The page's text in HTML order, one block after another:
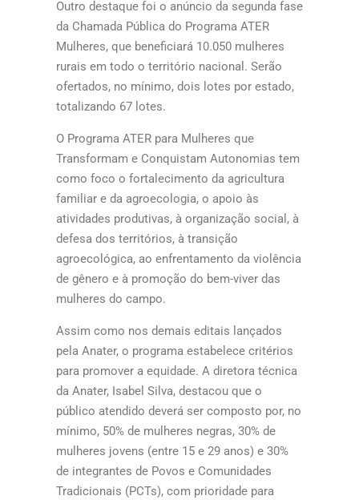
Outro destaque foi o anúncio da segunda fase
da Chamada Pública do Programa ATER
Mulheres, que beneficiará 10.050 mulheres
rurais em todo o território nacional. Serão
ofertados, no mínimo, dois lotes por estado,
totalizando 67 lotes.
O Programa ATER para Mulheres que
Transformam e Conquistam Autonomias tem
como foco o fortalecimento da agricultura
familiar e da agroecologia, o apoio às
atividades produtivas, à organização social, à
defesa dos territórios, à transição
agroecológica, ao enfrentamento da violência
de gênero e à promoção do bem-viver das
mulheres do campo.
Assim como nos demais editais lançados
pela Anater, o programa estabelece critérios
para promover a equidade. A diretora técnica
da Anater, Isabel Silva, destacou que o
público atendido deverá ser composto por, no
mínimo, 50% de mulheres negras, 30% de
mulheres jovens (entre 15 e 29 anos) e 30%
de integrantes de Povos e Comunidades
Tradicionais (PCTs), com prioridade para